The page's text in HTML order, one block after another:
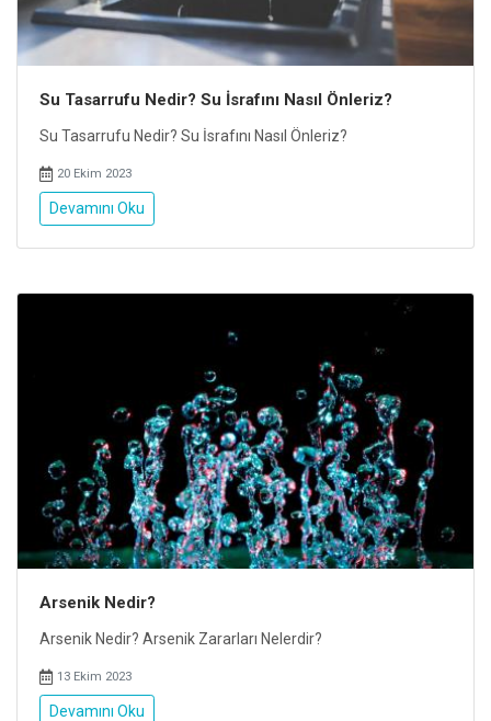
Su Tasarrufu Nedir? Su İsrafını Nasıl Önleriz?
Su Tasarrufu Nedir? Su İsrafını Nasıl Önleriz?
20 Ekim 2023
Devamını Oku
Arsenik Nedir?
Arsenik Nedir? Arsenik Zararları Nelerdir?
13 Ekim 2023
Devamını Oku